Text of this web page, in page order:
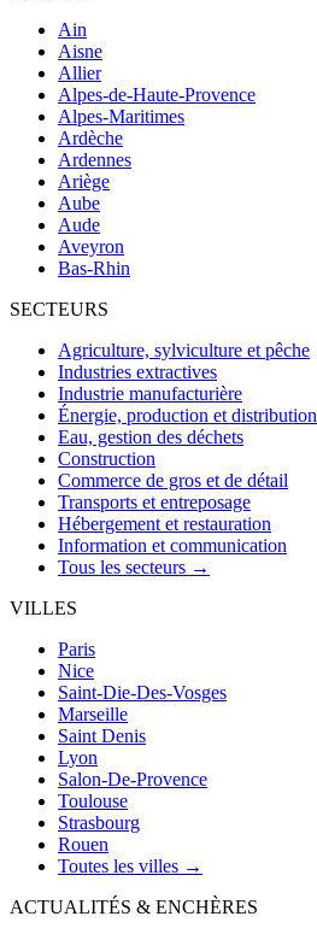
Ain
Aisne
Allier
Alpes-de-Haute-Provence
Alpes-Maritimes
Ardèche
Ardennes
Ariège
Aube
Aude
Aveyron
Bas-Rhin
SECTEURS
Agriculture, sylviculture et pêche
Industries extractives
Industrie manufacturière
Énergie, production et distribution
Eau, gestion des déchets
Construction
Commerce de gros et de détail
Transports et entreposage
Hébergement et restauration
Information et communication
Tous les secteurs →
VILLES
Paris
Nice
Saint-Die-Des-Vosges
Marseille
Saint Denis
Lyon
Salon-De-Provence
Toulouse
Strasbourg
Rouen
Toutes les villes →
ACTUALITÉS & ENCHÈRES